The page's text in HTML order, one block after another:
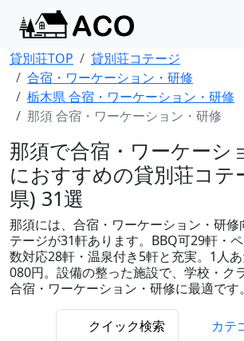
貸別荘TOP
貸別荘コテージ
合宿・ワーケーション・研修
栃木県 合宿・ワーケーション・研修
那須 合宿・ワーケーション・研修
那須で合宿・ワーケーシ
におすすめの貸別荘コテ
県) 31選
那須には、合宿・ワーケーション・研修
テージが31軒あります。BBQ可29軒・
数対応28軒・温泉付き5軒と充実。1人
080円。設備の整った施設で、学校・ク
合宿・ワーケーション・研修に最適です。
クイック検索 カテ